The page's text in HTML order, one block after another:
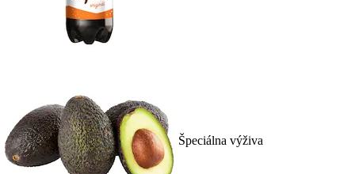
Špeciálna výživa